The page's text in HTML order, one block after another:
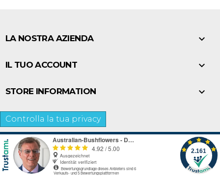
LA NOSTRA AZIENDA 
IL TUO ACCOUNT 
STORE INFORMATION 
Controlla la tua privacy